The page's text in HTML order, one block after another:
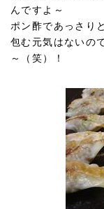
んですよ～
ポン酢であっさり
包む元気はないの
～（笑）！